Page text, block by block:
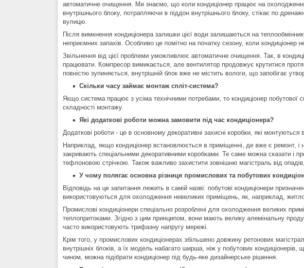
автоматичне очищення. Ми знаємо, що коли кондиціонер працює на
внутрішнього блоку, потрапляючи в піддон внутрішнього блоку, стікає по
вулицю.
Після вимкнення кондиціонера залишки цієї води залишаються на
неприємних запахів. Особливо це помітно на початку сезону, коли кондиціонер
Звільнення від цієї проблеми уможливлює автоматичне очищення. Так, в
працювати. Компресор вимикається, але вентилятор продовжує крутитися
повністю зупиняється, внутрішній блок вже не містить вологи, що запобігає
Скільки часу займає монтаж спліт-система?
Якщо система працює з усіма технічними потребами, то кондиціонер
складності монтажу.
Які додаткові роботи можна замовити під час кондиціонера?
Додаткові роботи - це в основному декоративні захисні коробки, які
Наприклад, якщо кондиціонер встановлюється в приміщенні, де вже є ремонт, і
закривають спеціальними декоративними коробками. Те саме можна сказати і
тефлоновою стрічкою. Також важливо захистити зовнішню магістраль від опадів,
У чому полягає основна різниця промислових та побутових
Відповідь на це запитання лежить в самій назві: побутові кондиціонери
використовуються для охолодження невеликих приміщень, як, наприклад,
Промислові кондиціонери спеціально розроблені для охолодження великих
теплопритоками. Згідно з цим принципом, вони мають велику алемінальну
часто використовують трифазну напругу мережі.
Крім того, у промислових кондиціонерах збільшено довжину ретонових
внутрішніх блоків, а їх модель набагато ширша, ніж у побутових
чином, можна підібрати кондиціонер під будь-яке дизайнерське рішення.